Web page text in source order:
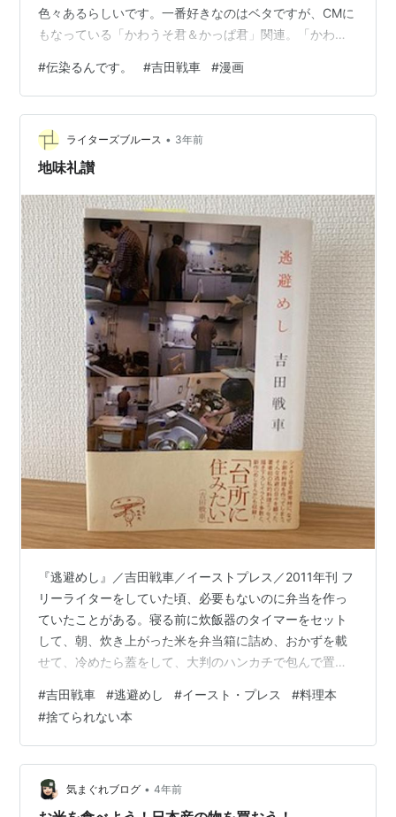
色々あるらしいです。一番好きなのはベタですが、CMに
もなっている「かわうそ君＆かっぱ君」関連。「かわう
チ）「かっぱの野郎！」（ボイン姉のことを黙っていた
かっぱ君にキレるかわうそ君）第1巻はページが傾いたり
乱丁落丁を意図的にやったりしてます。らしいと言えば
らしいですが問い合わせ沢山来たでしょうね。たけひろ
のコマ外に最初常に”オール5”と表示してましたが、あれ
#伝染るんです。 #吉田戦車 #漫画
ライターズブルース • 3年前
地味礼讃
『逃避めし』／吉田戦車／イーストプレス／2011年刊 フ
リーライターをしていた頃、必要もないのに弁当を作っ
ていたことがある。寝る前に炊飯器のタイマーをセット
して、朝、炊き上がった米を弁当箱に詰め、おかずを載
せて、冷めたら蓋をして、大判のハンカチで包んで置い
チンから十歩くらいの仕事机で、昼飯時になるとそれを
広げて食べる。ちょっとバカみたいかなあと思いながら
も、自分で自分のために作って自分一人で食べる「自分
弁当」が私はわりと好きだった。 スパゲッティを茹でた
り冷凍ご飯にレトルトカレーをかけるだけでも、じつは
それなりに頭を使う。「ツナ缶、これが最後だ…
#吉田戦車 #逃避めし #イースト・プレス #料理本
#捨てられない本
気まぐれブログ • 4年前